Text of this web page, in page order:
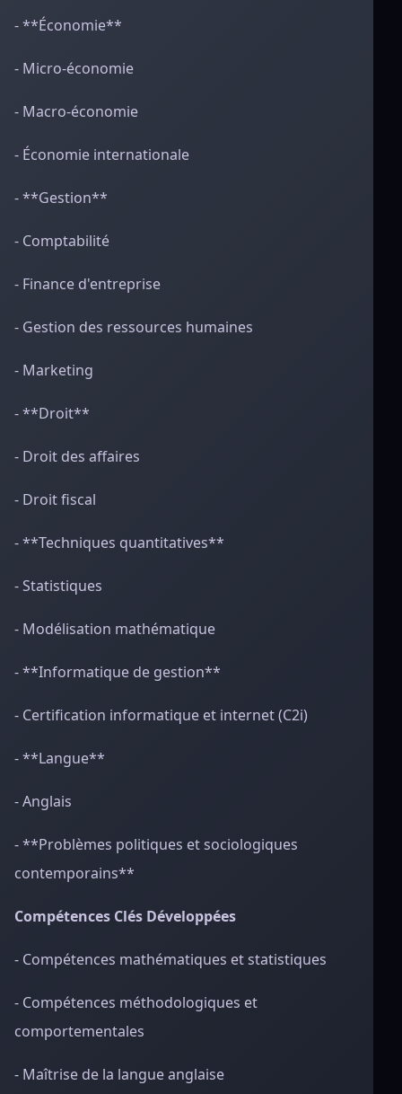
- **Économie**
- Micro-économie
- Macro-économie
- Économie internationale
- **Gestion**
- Comptabilité
- Finance d'entreprise
- Gestion des ressources humaines
- Marketing
- **Droit**
- Droit des affaires
- Droit fiscal
- **Techniques quantitatives**
- Statistiques
- Modélisation mathématique
- **Informatique de gestion**
- Certification informatique et internet (C2i)
- **Langue**
- Anglais
- **Problèmes politiques et sociologiques
contemporains**
Compétences Clés Développées
- Compétences mathématiques et statistiques
- Compétences méthodologiques et
comportementales
- Maîtrise de la langue anglaise